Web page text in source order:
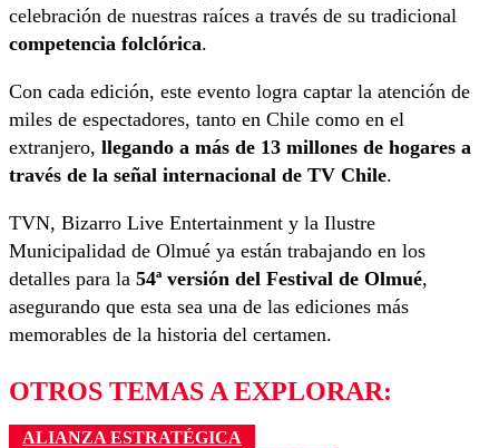
celebración de nuestras raíces a través de su tradicional
competencia folclórica.
Con cada edición, este evento logra captar la atención de
miles de espectadores, tanto en Chile como en el
extranjero, llegando a más de 13 millones de hogares a
través de la señal internacional de TV Chile.
TVN, Bizarro Live Entertainment y la Ilustre
Municipalidad de Olmué ya están trabajando en los
detalles para la 54ª versión del Festival de Olmué,
asegurando que esta sea una de las ediciones más
memorables de la historia del certamen.
OTROS TEMAS A EXPLORAR:
ALIANZA ESTRATÉGICA